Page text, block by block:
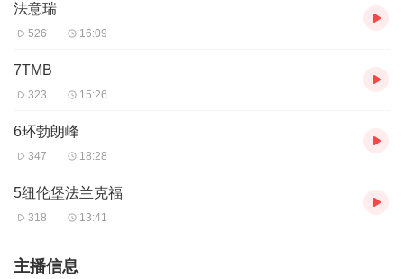
法意瑞
526 16:09
7TMB
323 15:26
6环勃朗峰
347 18:28
5纽伦堡法兰克福
318 13:41
主播信息